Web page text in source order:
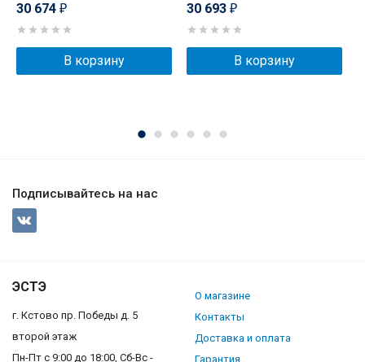
30 674 ₽
В корзину
30 693 ₽
В корзину
Подписывайтесь на нас
ЭСТЭ
г. Кстово пр. Победы д. 5
второй этаж
Пн-Пт с 9:00 до 18:00, Сб-Вс -
О магазине
Контакты
Доставка и оплата
Гарантия